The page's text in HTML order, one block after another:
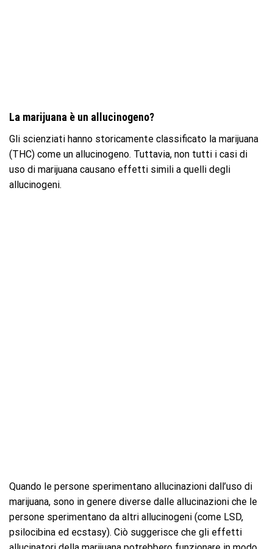
La marijuana è un allucinogeno?
Gli scienziati hanno storicamente classificato la marijuana
(THC) come un allucinogeno. Tuttavia, non tutti i casi di
uso di marijuana causano effetti simili a quelli degli
allucinogeni.
Quando le persone sperimentano allucinazioni dall’uso di
marijuana, sono in genere diverse dalle allucinazioni che le
persone sperimentano da altri allucinogeni (come LSD,
psilocibina ed ecstasy). Ciò suggerisce che gli effetti